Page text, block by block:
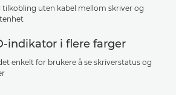
tilkobling uten kabel mellom skriver og
indikator i flere farger
enkelt for brukere å se skriverstatus og